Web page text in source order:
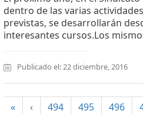
dentro de las varias
previstas, se desarrollarán
interesantes cursos.Los
Publicado el: 22 diciembre, 2016
« ‹ 494 495 496